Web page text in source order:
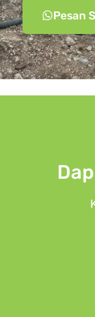
Pesan